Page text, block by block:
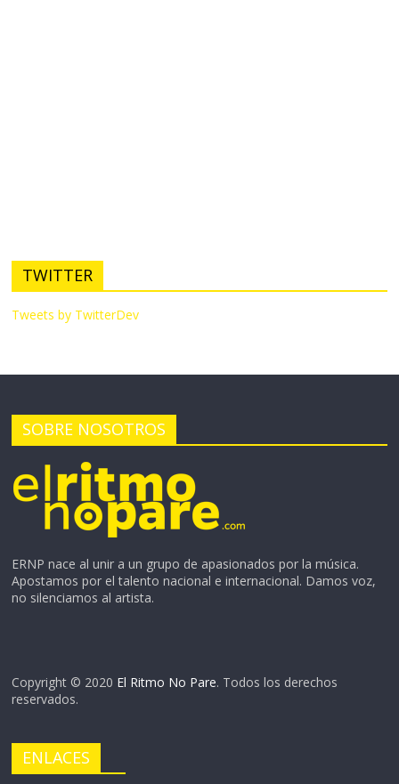
TWITTER
Tweets by TwitterDev
SOBRE NOSOTROS
ERNP nace al unir a un grupo de apasionados por la música.
Apostamos por el talento nacional e internacional. Damos voz,
no silenciamos al artista.
Copyright © 2020 El Ritmo No Pare. Todos los derechos
reservados.
ENLACES